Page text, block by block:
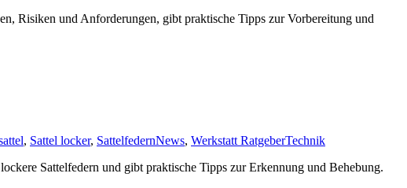
Risiken und Anforderungen, gibt praktische Tipps zur Vorbereitung und
, Sattel locker, SattelfedernNews, Werkstatt RatgeberTechnik
Sattelfedern und gibt praktische Tipps zur Erkennung und Behebung.